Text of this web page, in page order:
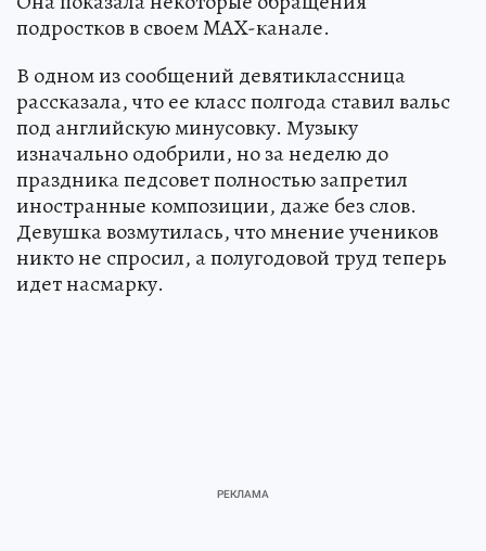
подростков в своем MAX-канале.
В одном из сообщений девятиклассница
рассказала, что ее класс полгода ставил вальс
под английскую минусовку. Музыку
изначально одобрили, но за неделю до
праздника педсовет полностью запретил
иностранные композиции, даже без слов.
Девушка возмутилась, что мнение учеников
никто не спросил, а полугодовой труд теперь
идет насмарку.